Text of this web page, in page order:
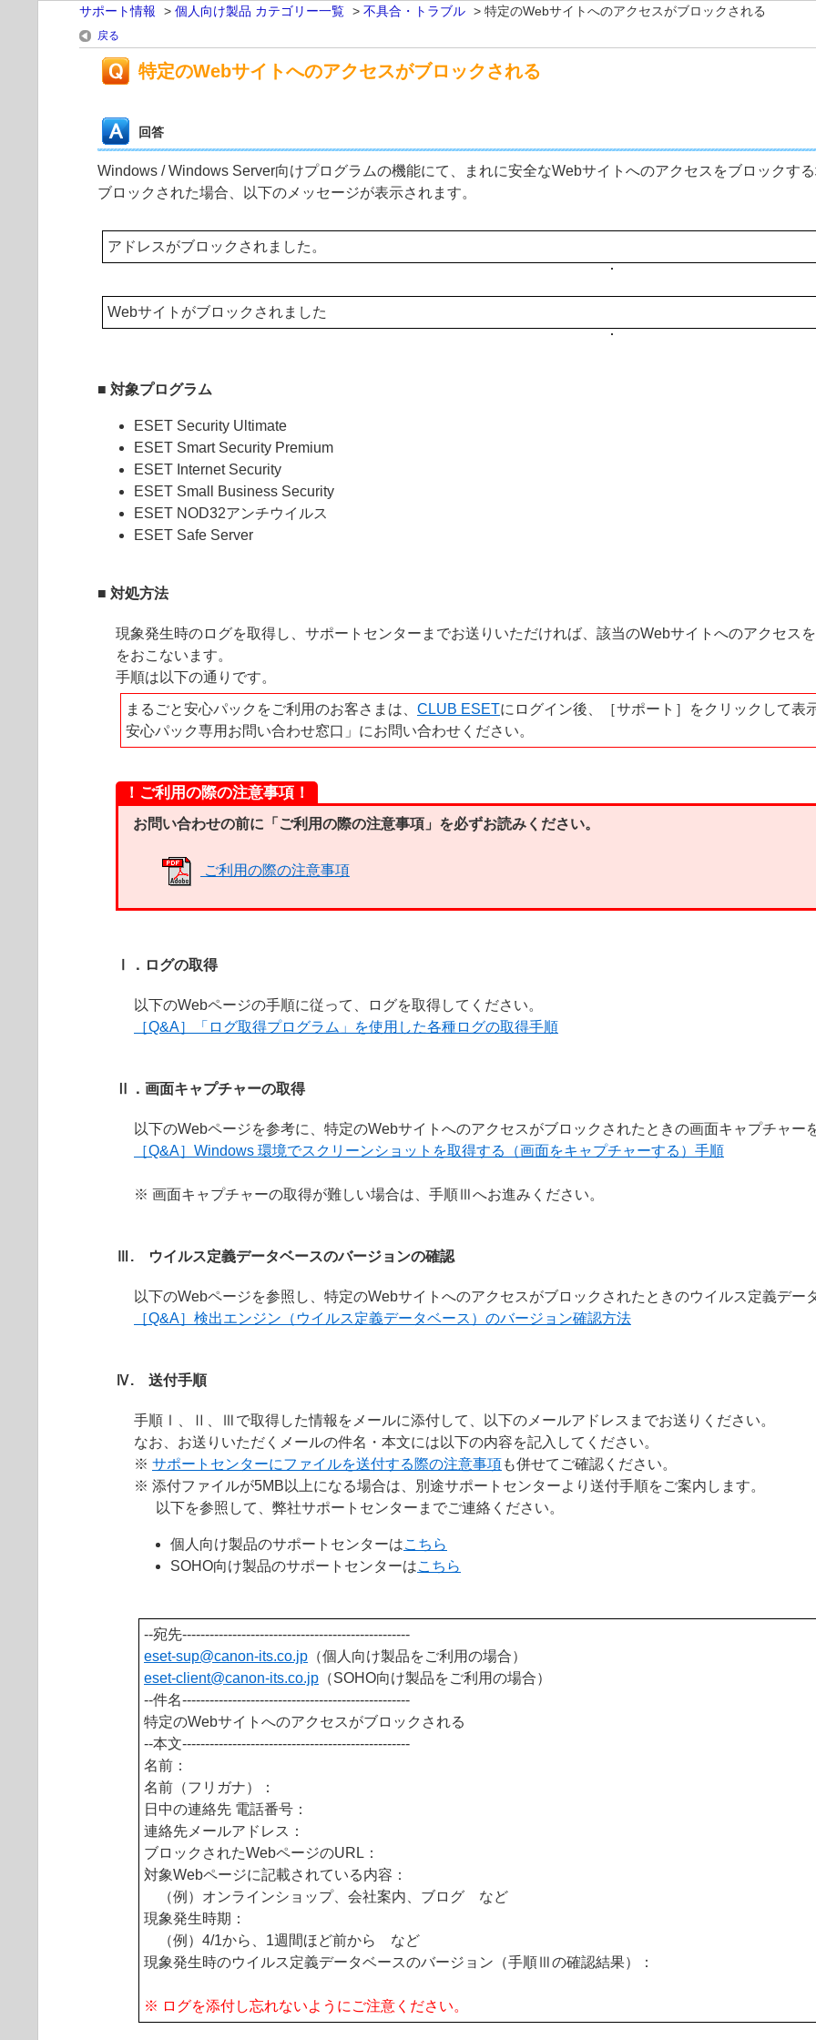
サポート情報 > 個人向け製品 カテゴリー一覧 > 不具合・トラブル > 特定のWebサイトへのアクセスがブロックされる
戻る
特定のWebサイトへのアクセスがブロックされる
回答
Windows / Windows Server向けプログラムの機能にて、まれに安全なWebサイトへのアクセスをブロックする
ブロックされた場合、以下のメッセージが表示されます。
アドレスがブロックされました。
Webサイトがブロックされました
■ 対象プログラム
ESET Security Ultimate
ESET Smart Security Premium
ESET Internet Security
ESET Small Business Security
ESET NOD32アンチウイルス
ESET Safe Server
■ 対処方法
現象発生時のログを取得し、サポートセンターまでお送りいただければ、該当のWebサイトへのアクセス
をおこないます。
手順は以下の通りです。
まるごと安心パックをご利用のお客さまは、 CLUB ESETにログイン後、［サポート］をクリックして表
安心パック専用お問い合わせ窓口」にお問い合わせください。
！ご利用の際の注意事項！
お問い合わせの前に「 ご利用の際の注意事項 」を必ずお読みください。
ご利用の際の注意事項
Ⅰ．ログの取得
以下のWebページの手順に従って、ログを取得してください。
［Q&A］「ログ取得プログラム」を使用した各種ログの取得手順
Ⅱ．画面キャプチャーの取得
以下のWebページを参考に、特定のWebサイトへのアクセスがブロックされたときの画面キャプチャー
［Q&A］Windows 環境でスクリーンショットを取得する（画面をキャプチャーする）手順
※ 画面キャプチャーの取得が難しい場合は、手順Ⅲへお進みください。
Ⅲ. ウイルス定義データベースのバージョンの確認
以下のWebページを参照し、特定のWebサイトへのアクセスがブロックされたときのウイルス定義デー
［Q&A］検出エンジン（ウイルス定義データベース）のバージョン確認方法
Ⅳ. 送付手順
手順Ⅰ、Ⅱ、Ⅲで取得した情報をメールに添付して、以下のメールアドレスまでお送りください。
なお、お送りいただくメールの件名・本文には以下の内容を記入してください。
※ サポートセンターにファイルを送付する際の注意事項も併せてご確認ください。
※ 添付ファイルが5MB以上になる場合は、別途サポートセンターより送付手順をご案内します。
以下を参照して、弊社サポートセンターまでご連絡ください。
個人向け製品のサポートセンターはこちら
SOHO向け製品のサポートセンターはこちら
--宛先--------------------------------------------------
eset-sup@canon-its.co.jp （個人向け製品をご利用の場合）
eset-client@canon-its.co.jp （SOHO向け製品をご利用の場合）
--件名--------------------------------------------------
特定のWebサイトへのアクセスがブロックされる
--本文--------------------------------------------------
名前：
名前（フリガナ）：
日中の連絡先 電話番号：
連絡先メールアドレス：
ブロックされたWebページのURL：
対象Webページに記載されている内容：
（例）オンラインショップ、会社案内、ブログ など
現象発生時期：
（例）4/1から、1週間ほど前から など
現象発生時のウイルス定義データベースのバージョン（手順Ⅲの確認結果）：
※ ログを添付し忘れないようにご注意ください。